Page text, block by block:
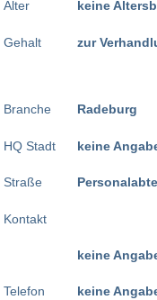
Alter
Gehalt
keine
zur
Branche
HQ Stadt
Straße
Kontakt
Telefon
Radeburg
keine
keine
keine